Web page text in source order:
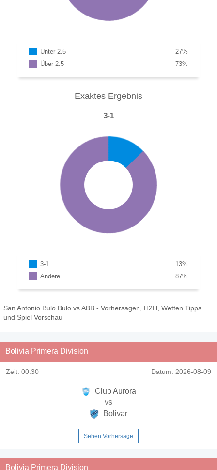
Unter 2.5 %
27
Über 2.5
%
73
Exaktes Ergebnis
3-1
3-1 %
13
Andere
%
87
San Antonio Bulo Bulo vs ABB - Vorhersagen, H2H, Wetten Tipps
und Spiel Vorschau
Bolivia Primera Division
Zeit: 00:30 Datum: 2026-08-09
Club Aurora
vs
Bolivar
Sehen Vorhersage
Bolivia Primera Division